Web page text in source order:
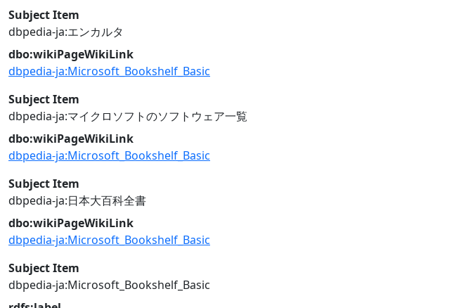
Subject Item
dbpedia-ja:エンカルタ
dbo:wikiPageWikiLink
dbpedia-ja:Microsoft_Bookshelf_Basic
Subject Item
dbpedia-ja:マイクロソフトのソフトウェア一覧
dbo:wikiPageWikiLink
dbpedia-ja:Microsoft_Bookshelf_Basic
Subject Item
dbpedia-ja:日本大百科全書
dbo:wikiPageWikiLink
dbpedia-ja:Microsoft_Bookshelf_Basic
Subject Item
dbpedia-ja:Microsoft_Bookshelf_Basic